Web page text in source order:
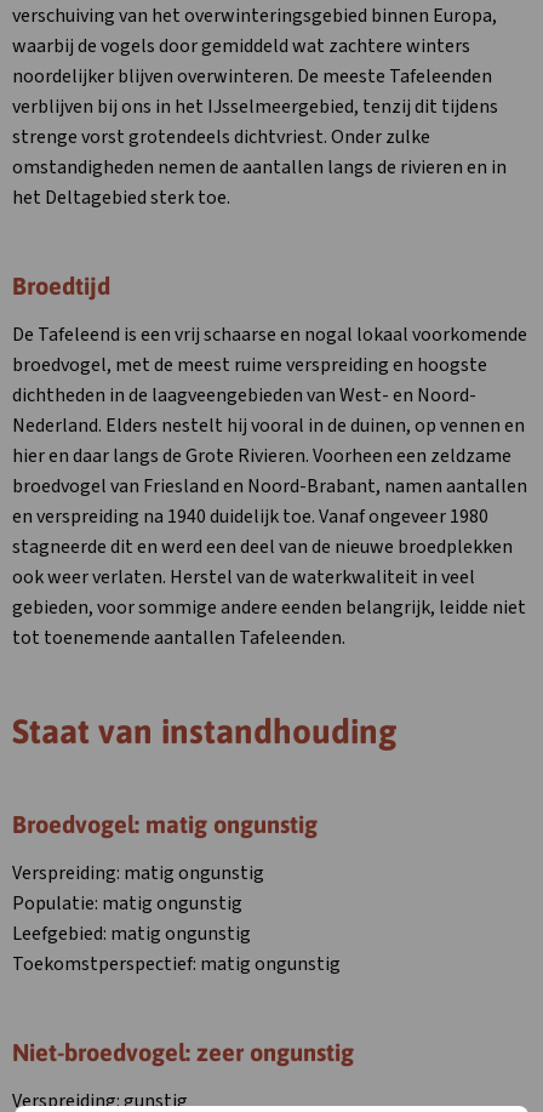
verschuiving van het overwinteringsgebied binnen Europa,
waarbij de vogels door gemiddeld wat zachtere winters
noordelijker blijven overwinteren. De meeste Tafeleenden
verblijven bij ons in het IJsselmeergebied, tenzij dit tijdens
strenge vorst grotendeels dichtvriest. Onder zulke
omstandigheden nemen de aantallen langs de rivieren en in
het Deltagebied sterk toe.
Broedtijd
De Tafeleend is een vrij schaarse en nogal lokaal voorkomende
broedvogel, met de meest ruime verspreiding en hoogste
dichtheden in de laagveengebieden van West- en Noord-
Nederland. Elders nestelt hij vooral in de duinen, op vennen en
hier en daar langs de Grote Rivieren. Voorheen een zeldzame
broedvogel van Friesland en Noord-Brabant, namen aantallen
en verspreiding na 1940 duidelijk toe. Vanaf ongeveer 1980
stagneerde dit en werd een deel van de nieuwe broedplekken
ook weer verlaten. Herstel van de waterkwaliteit in veel
gebieden, voor sommige andere eenden belangrijk, leidde niet
tot toenemende aantallen Tafeleenden.
Staat van instandhouding
Broedvogel: matig ongunstig
Verspreiding: matig ongunstig
Populatie: matig ongunstig
Leefgebied: matig ongunstig
Toekomstperspectief: matig ongunstig
Niet-broedvogel: zeer ongunstig
Verspreiding: gunstig